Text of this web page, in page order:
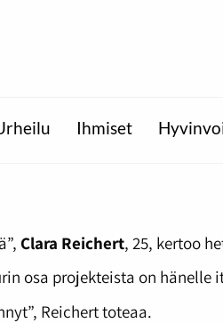
Ihmiset
Clara Reichert, 25, kertoo
osa projekteista on hänelle
Reichert toteaa.